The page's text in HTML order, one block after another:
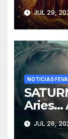
JUL 29,
NOTICIAS FEVA
Aries…
mejor
JUL 26,